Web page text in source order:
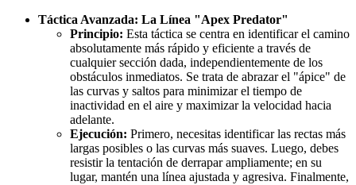
Táctica Avanzada: La Línea "Apex Predator"
Principio: Esta táctica se centra en identificar el camino
absolutamente más rápido y eficiente a través de
cualquier sección dada, independientemente de los
obstáculos inmediatos. Se trata de abrazar el "ápice" de
las curvas y saltos para minimizar el tiempo de
inactividad en el aire y maximizar la velocidad hacia
adelante.
Ejecución: Primero, necesitas identificar las rectas más
largas posibles o las curvas más suaves. Luego, debes
resistir la tentación de derrapar ampliamente; en su
lugar, mantén una línea ajustada y agresiva. Finalmente,